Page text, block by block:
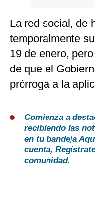
La red social, de
temporalmente
19 de enero,
de que el
prórroga a la
Comienza a
recibiendo las
en tu bandeja
cuenta,
comunidad.